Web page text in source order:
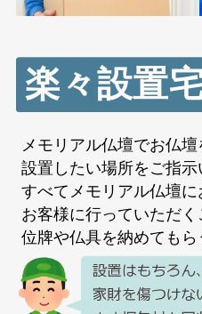
楽々設置
メモリアル仏壇でお仏
設置したい場所をご指
すべてメモリアル仏壇に
お客様に行っていただ
位牌や仏具を納めてもら